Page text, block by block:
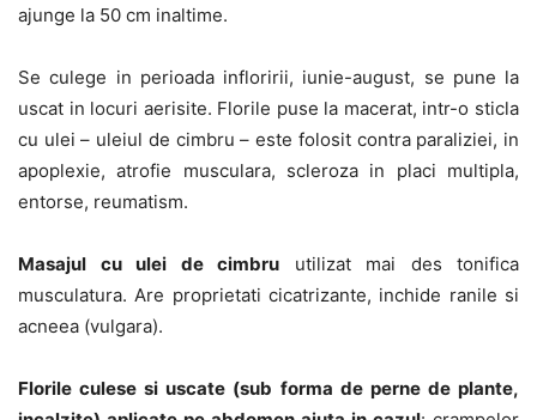
ajunge la 50 cm inaltime.
Se culege in perioada infloririi, iunie-august, se pune la
uscat in locuri aerisite. Florile puse la macerat, intr-o sticla
cu ulei – uleiul de cimbru – este folosit contra paraliziei, in
apoplexie, atrofie musculara, scleroza in placi multipla,
entorse, reumatism.
Masajul cu ulei de cimbru utilizat mai des tonifica
musculatura. Are proprietati cicatrizante, inchide ranile si
acneea (vulgara).
Florile culese si uscate (sub forma de perne de plante,